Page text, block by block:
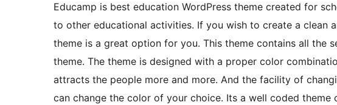
Educamp is best education WordPress theme created for
to other educational activities. If you wish to create a clean
theme is a great option for you. This theme contains all the
theme. The theme is designed with a proper color
attracts the people more and more. And the facility of
can change the color of your choice. Its a well coded